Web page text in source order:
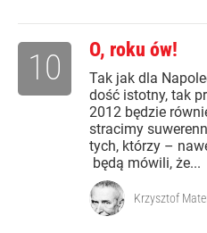
O, roku ów!
Tak jak dla
dość istotny, tak
2012 będzie
stracimy
tych, którzy –
będą mówili, że...
10
Krzysztof